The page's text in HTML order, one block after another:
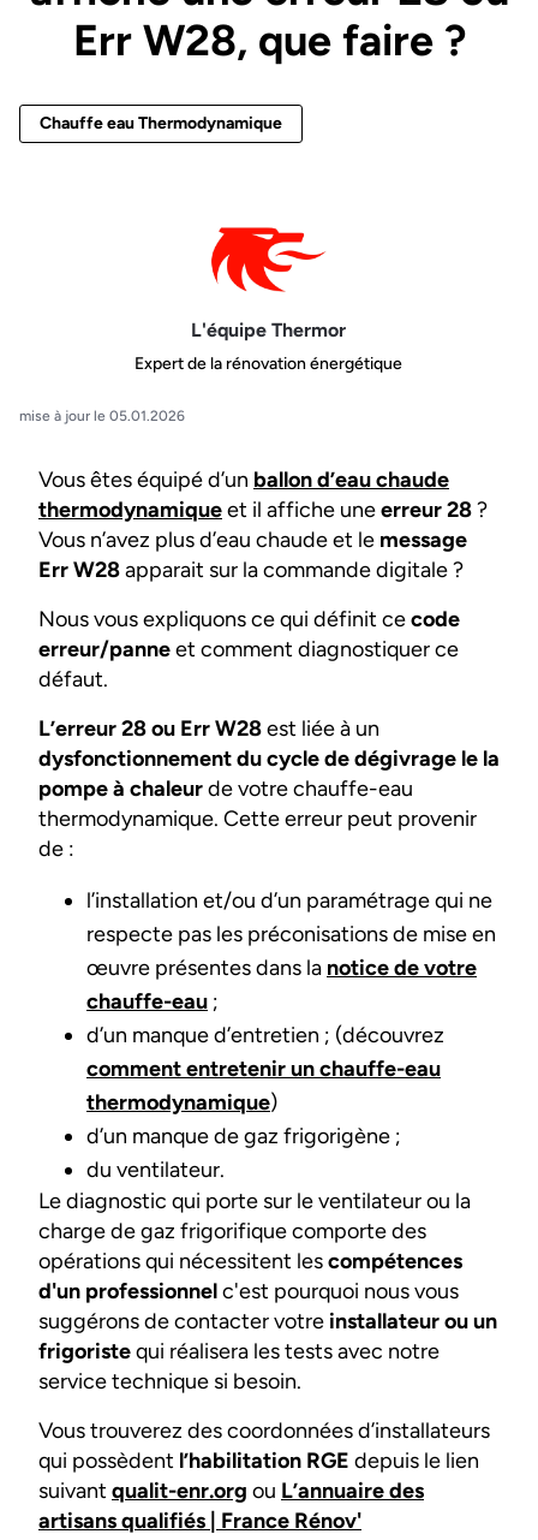
Err W28, que faire ?
Chauffe eau Thermodynamique
L'équipe Thermor
Expert de la rénovation énergétique
mise à jour le 05.01.2026
Vous êtes équipé d’un ballon d’eau chaude
thermodynamiqueet il affiche uneerreur 28?
Vous n’avez plus d’eau chaude et le message
Err W28apparait sur la commande digitale ?
Nous vous expliquons ce qui définit cecode
erreur/panneet comment diagnostiquer ce
défaut.
L’erreur 28 ou Err W28est liée à un
dysfonctionnement du cycle de dégivrage le la
pompe à chaleurde votre chauffe-eau
thermodynamique. Cette erreur peut provenir
de :
l’installation et/ou d’un paramétrage qui ne
respecte pas les préconisations de mise en
œuvre présentes dans la notice de votre
chauffe-eau ;
d’un manque d’entretien ; (découvrez
comment entretenir un chauffe-eau
thermodynamique)
d’un manque de gaz frigorigène ;
du ventilateur.
Le diagnostic qui porte sur le ventilateur ou la
charge de gaz frigorifique comporte des
opérations qui nécessitent lescompétences
d'un professionnelc'est pourquoi nous vous
suggérons de contacter votre installateur ou un
frigoristequi réalisera les tests avec notre
service technique si besoin.
Vous trouverez des coordonnées d’installateurs
qui possèdent l’habilitation RGE depuis le lien
suivant qualit-enr.org ou L’annuaire des
artisans qualifiés | France Rénov'